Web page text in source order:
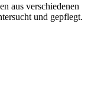
aus verschiedenen
und gepflegt.